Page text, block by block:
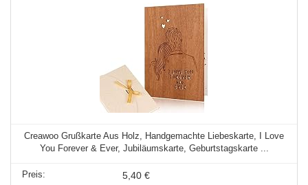
Creawoo Grußkarte Aus Holz, Handgemachte Liebeskarte, I Love
You Forever & Ever, Jubiläumskarte, Geburtstagskarte ...
5,40 €